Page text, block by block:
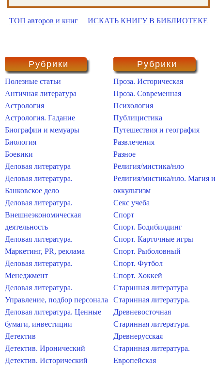
ТОП авторов и книг ИСКАТЬ КНИГУ В БИБЛИОТЕКЕ
Рубрики
Полезные статьи
Античная литература
Астрология
Астрология. Гадание
Биографии и мемуары
Биология
Боевики
Деловая литература
Деловая литература.
Банковское дело
Деловая литература.
Внешнеэкономическая
деятельность
Деловая литература.
Маркетинг, PR, реклама
Деловая литература.
Менеджмент
Деловая литература.
Управление, подбор персонала
Деловая литература. Ценные
бумаги, инвестиции
Детектив
Детектив. Иронический
Детектив. Исторический
Рубрики
Проза. Историческая
Проза. Современная
Психология
Публицистика
Путешествия и география
Развлечения
Разное
Религия/мистика/нло
Религия/мистика/нло. Магия и
оккультизм
Секс учеба
Спорт
Спорт. Бодибилдинг
Спорт. Карточные игры
Спорт. Рыболовный
Спорт. Футбол
Спорт. Хоккей
Старинная литература
Старинная литература.
Древневосточная
Старинная литература.
Древнерусская
Старинная литература.
Европейская